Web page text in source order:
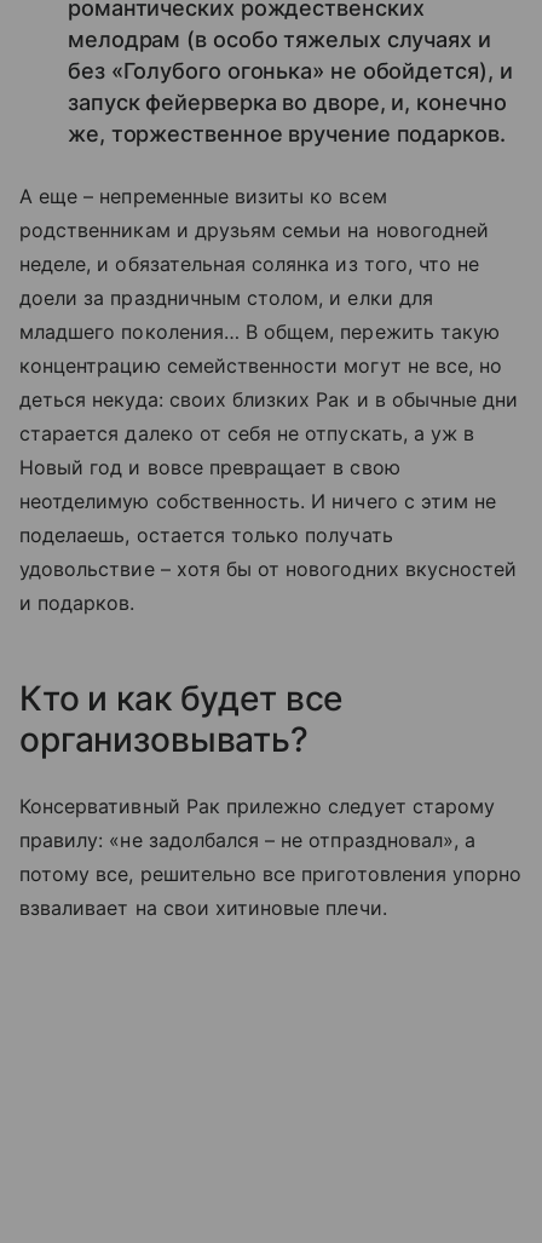
романтических рождественских
мелодрам (в особо тяжелых случаях и
без «Голубого огонька» не обойдется), и
запуск фейерверка во дворе, и, конечно
же, торжественное вручение подарков.
А еще – непременные визиты ко всем
родственникам и друзьям семьи на новогодней
неделе, и обязательная солянка из того, что не
доели за праздничным столом, и елки для
младшего поколения… В общем, пережить такую
концентрацию семейственности могут не все, но
деться некуда: своих близких Рак и в обычные дни
старается далеко от себя не отпускать, а уж в
Новый год и вовсе превращает в свою
неотделимую собственность. И ничего с этим не
поделаешь, остается только получать
удовольствие – хотя бы от новогодних вкусностей
и подарков.
Кто и как будет все
организовывать?
Консервативный Рак прилежно следует старому
правилу: «не задолбался – не отпраздновал», а
потому все, решительно все приготовления упорно
взваливает на свои хитиновые плечи.